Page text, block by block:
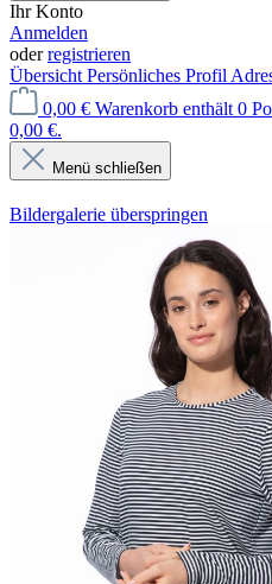
Ihr Konto
Anmelden
oderregistrieren
Übersicht Persönliches Profil
0,00 € Warenkorb enthält 0
0,00 €.
Menü schließen
Bildergalerie überspringen